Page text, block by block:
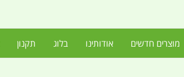
מוצרים חדשים אודותינו בלוג תקנון